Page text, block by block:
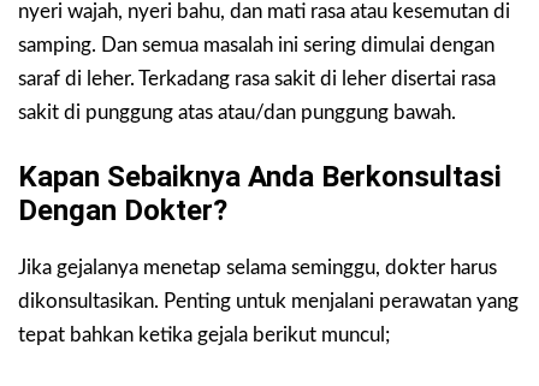
nyeri wajah, nyeri bahu, dan mati rasa atau kesemutan di
samping. Dan semua masalah ini sering dimulai dengan
saraf di leher. Terkadang rasa sakit di leher disertai rasa
sakit di punggung atas atau/dan punggung bawah.
Kapan Sebaiknya Anda Berkonsultasi
Dengan Dokter?
Jika gejalanya menetap selama seminggu, dokter harus
dikonsultasikan. Penting untuk menjalani perawatan yang
tepat bahkan ketika gejala berikut muncul;